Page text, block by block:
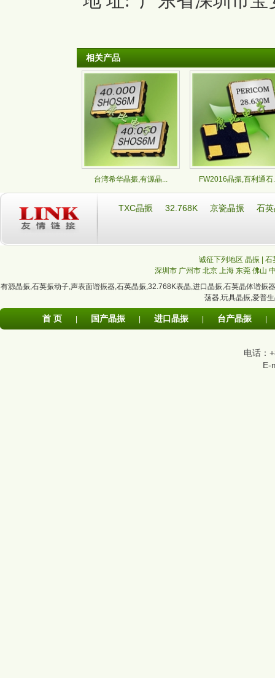
相关产品
台湾希华晶振,有源晶... FW2016晶振,百利通石
TXC晶振 32.768K 京瓷晶振 石
诚征下列地区 晶振 |
深圳市 广州市 北京 上海 东莞 佛山
有源晶振,石英振动子,声表面谐振器,石英晶振,32.768K表晶,进口晶振,石英晶体谐振器
荡器,玩具晶振,爱普
首 页 国产晶振 进口晶振 台产晶振
电话：
E-